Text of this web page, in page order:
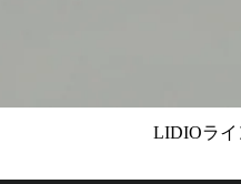
LIDIOライ